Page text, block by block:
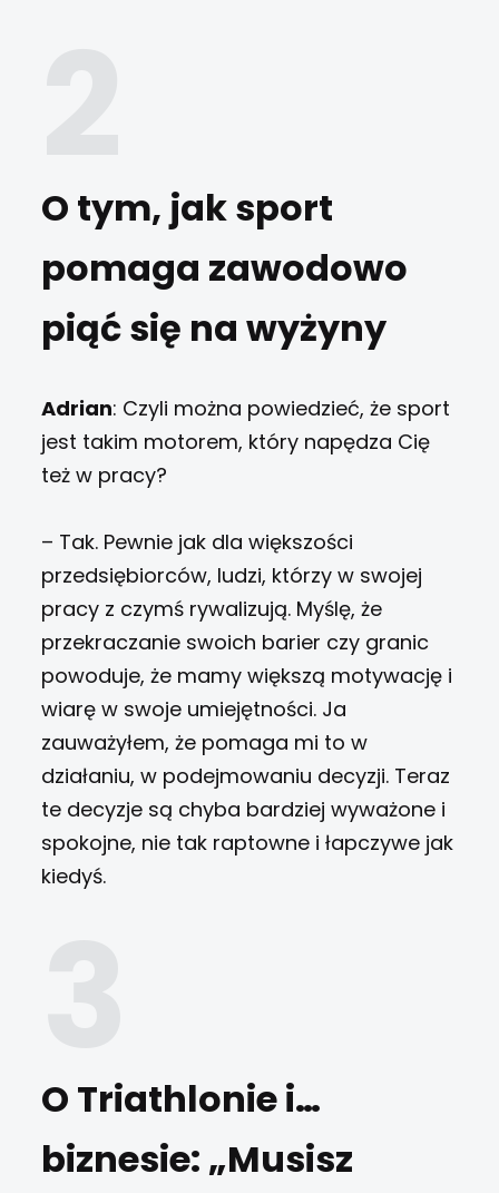
O tym, jak sport
pomaga zawodowo
piąć się na wyżyny
Adrian: Czyli można powiedzieć, że sport
jest takim motorem, który napędza Cię
też w pracy?
– Tak. Pewnie jak dla większości
przedsiębiorców, ludzi, którzy w swojej
pracy z czymś rywalizują. Myślę, że
przekraczanie swoich barier czy granic
powoduje, że mamy większą motywację i
wiarę w swoje umiejętności. Ja
zauważyłem, że pomaga mi to w
działaniu, w podejmowaniu decyzji. Teraz
te decyzje są chyba bardziej wyważone i
spokojne, nie tak raptowne i łapczywe jak
kiedyś.
O Triathlonie i…
biznesie: „Musisz